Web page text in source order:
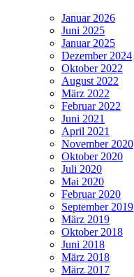
Januar 2026
Juni 2025
Januar 2025
Dezember 2024
Oktober 2022
August 2022
März 2022
Februar 2022
Juni 2021
April 2021
November 2020
Oktober 2020
Juli 2020
Mai 2020
Februar 2020
September 2019
März 2019
Oktober 2018
Juni 2018
März 2018
März 2017